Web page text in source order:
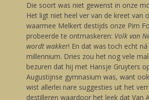
Die soort was niet gewenst in onze
Het ligt niet heel ver van de kreet van
waarmee Melkert destijds onze Pim
probeerde te ontmaskeren: Volk van
wordt wakker! En dat was toch echt
millennium. Dries zou het nog vele
bezuren dat hij met Hansje Gruyters
Augustijnse gymnasium was, want
wist allerlei nare suggesties uit het
destilleren waardoor het leek dat Van